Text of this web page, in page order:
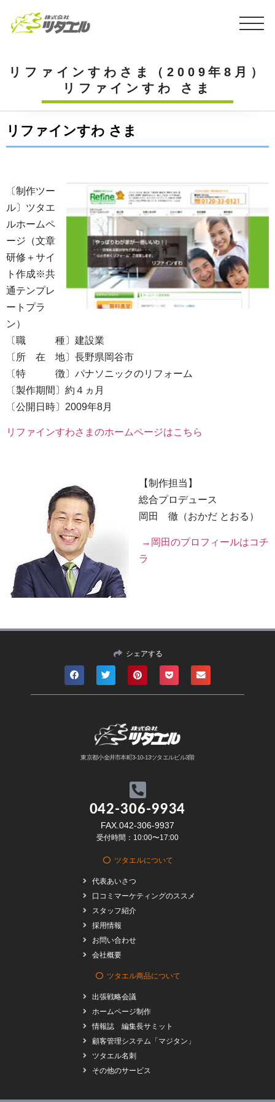
リファインすわさま（2009年8月）
リファインすわ さま
リファインすわ さま
〔制作ツー
ル〕ツタエ
ルホームペ
ージ（文章
研修＋サイ
ト作成※共
通テンプレ
ートプラ
ン）
〔職 種〕建設業
〔所 在 地〕長野県岡谷市
〔特 徴〕パナソニックのリフォーム
〔製作期間〕約４ヵ月
〔公開日時〕2009年8月
リファインすわさまのホームページはこちら
【制作担当】
総合プロデュース
岡田 徹（おかだ とおる）
→岡田のプロフィールはコチ
ラ
シェアする
東京都小金井市本町3-10-13ツタエルビル3階
042-306-9934
FAX.042-306-9937
受付時間：10:00〜17:00
ツタエルについて
代表あいさつ
口コミマーケティングのススメ
スタッフ紹介
採用情報
お問い合わせ
会社概要
ツタエル商品について
出張戦略会議
ホームページ制作
情報誌 編集長サミット
顧客管理システム「マジタン」
ツタエル名刺
その他のサービス